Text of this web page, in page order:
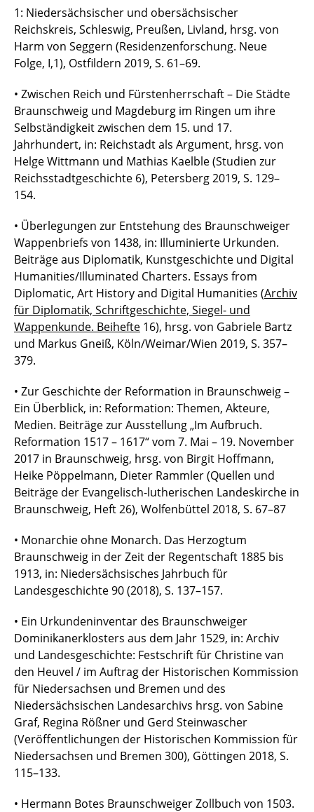
1: Niedersächsischer und obersächsischer
Reichskreis, Schleswig, Preußen, Livland, hrsg. von
Harm von Seggern (Residenzenforschung. Neue
Folge, I,1), Ostfildern 2019, S. 61–69.
• Zwischen Reich und Fürstenherrschaft – Die Städte
Braunschweig und Magdeburg im Ringen um ihre
Selbständigkeit zwischen dem 15. und 17.
Jahrhundert, in: Reichstadt als Argument, hrsg. von
Helge Wittmann und Mathias Kaelble (Studien zur
Reichsstadtgeschichte 6), Petersberg 2019, S. 129–
154.
• Überlegungen zur Entstehung des Braunschweiger
Wappenbriefs von 1438, in: Illuminierte Urkunden.
Beiträge aus Diplomatik, Kunstgeschichte und Digital
Humanities/Illuminated Charters. Essays from
Diplomatic, Art History and Digital Humanities (Archiv
für Diplomatik, Schriftgeschichte, Siegel- und
Wappenkunde. Beihefte 16), hrsg. von Gabriele Bartz
und Markus Gneiß, Köln/Weimar/Wien 2019, S. 357–
379.
• Zur Geschichte der Reformation in Braunschweig –
Ein Überblick, in: Reformation: Themen, Akteure,
Medien. Beiträge zur Ausstellung „Im Aufbruch.
Reformation 1517 – 1617“ vom 7. Mai – 19. November
2017 in Braunschweig, hrsg. von Birgit Hoffmann,
Heike Pöppelmann, Dieter Rammler (Quellen und
Beiträge der Evangelisch-lutherischen Landeskirche in
Braunschweig, Heft 26), Wolfenbüttel 2018, S. 67–87
• Monarchie ohne Monarch. Das Herzogtum
Braunschweig in der Zeit der Regentschaft 1885 bis
1913, in: Niedersächsisches Jahrbuch für
Landesgeschichte 90 (2018), S. 137–157.
• Ein Urkundeninventar des Braunschweiger
Dominikanerklosters aus dem Jahr 1529, in: Archiv
und Landesgeschichte: Festschrift für Christine van
den Heuvel / im Auftrag der Historischen Kommission
für Niedersachsen und Bremen und des
Niedersächsischen Landesarchivs hrsg. von Sabine
Graf, Regina Rößner und Gerd Steinwascher
(Veröffentlichungen der Historischen Kommission für
Niedersachsen und Bremen 300), Göttingen 2018, S.
115–133.
• Hermann Botes Braunschweiger Zollbuch von 1503.